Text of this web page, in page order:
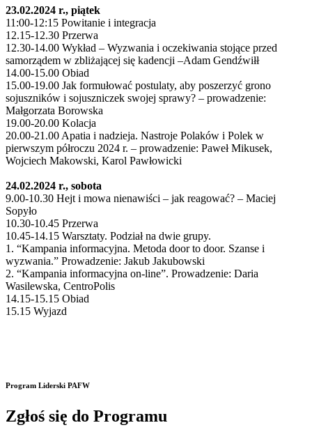
23.02.2024 r., piątek
11:00-12:15 Powitanie i integracja
12.15-12.30 Przerwa
12.30-14.00 Wykład – Wyzwania i oczekiwania stojące przed
samorządem w zbliżającej się kadencji –Adam Gendźwiłł
14.00-15.00 Obiad
15.00-19.00 Jak formułować postulaty, aby poszerzyć grono
sojuszników i sojuszniczek swojej sprawy? – prowadzenie:
Małgorzata Borowska
19.00-20.00 Kolacja
20.00-21.00 Apatia i nadzieja. Nastroje Polaków i Polek w
pierwszym półroczu 2024 r. – prowadzenie: Paweł Mikusek,
Wojciech Makowski, Karol Pawłowicki
24.02.2024 r., sobota
9.00-10.30 Hejt i mowa nienawiści – jak reagować? – Maciej
Sopyło
10.30-10.45 Przerwa
10.45-14.15 Warsztaty. Podział na dwie grupy.
1. “Kampania informacyjna. Metoda door to door. Szanse i
wyzwania.” Prowadzenie: Jakub Jakubowski
2. “Kampania informacyjna on-line”. Prowadzenie: Daria
Wasilewska, CentroPolis
14.15-15.15 Obiad
15.15 Wyjazd
Program Liderski PAFW
Zgłoś się do Programu